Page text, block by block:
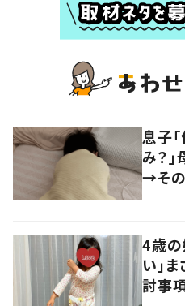
息子
み？
→その
4歳の
い」
討事